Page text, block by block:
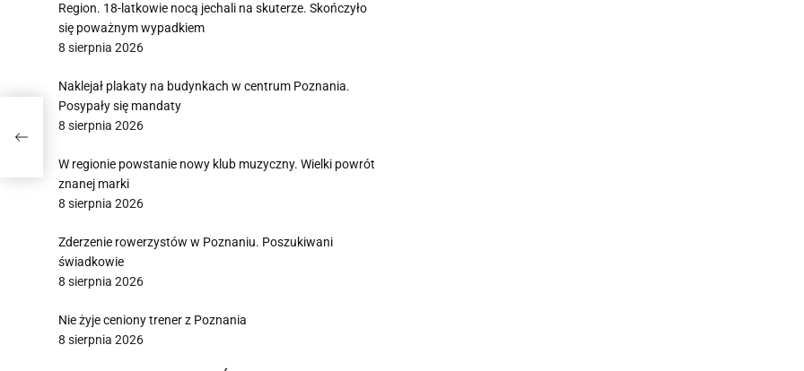
Region. 18-latkowie nocą jechali na skuterze. Skończyło
się poważnym wypadkiem
8 sierpnia 2026
Naklejał plakaty na budynkach w centrum Poznania.
Posypały się mandaty
8 sierpnia 2026
W regionie powstanie nowy klub muzyczny. Wielki powrót
znanej marki
8 sierpnia 2026
Zderzenie rowerzystów w Poznaniu. Poszukiwani
świadkowie
8 sierpnia 2026
Nie żyje ceniony trener z Poznania
8 sierpnia 2026